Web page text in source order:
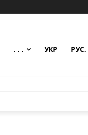
. . . УКР РУС.